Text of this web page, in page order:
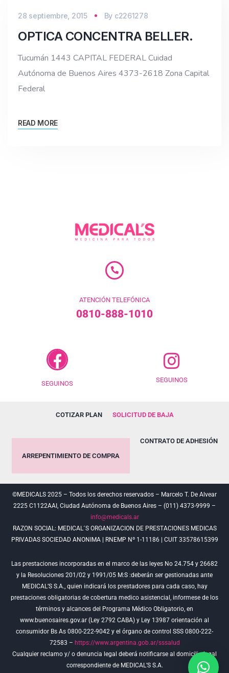
28 septiembre, 2015 By c2261278
OPTICA CONCENTRA BELLER.
Tucumán 1443 CAPITAL FEDERAL Cuidad
Autónoma de Buenos Aires 4373-2618 Zona Capital
Federal
READ MORE
ATENCIÓN TELEFÓNICA
0810-888-1010
SEGUINOS SEGUINOS
COTIZAR PLAN SOLICITUD DE BAJA
ARREPENTIMIENTO DE COMPRA
CONTRATO DE ADHESIÓN
©MEDICALS 2025 – Todos los derechos reservados – Marcelo T. De Alvear
2225 C1122AAI, Ciudad Autónoma de Buenos Aires – (011) 4373-9999 –
info@medicals.ar
RAZON SOCIAL: MEDICAL´S ORGANIZACION DE PRESTACIONES MEDICAS
PRIVADAS SOCIEDAD ANONIMA | RNEMP Nº 1-11186 | CUIT 33578615399
Las prestaciones incorporadas en el marco de las leyes No 24.754 y 26682
y la Resoluciones 201/02 y 1991/05 M:S :deberán ser gestionadas ante
MEDICAL’S S.A., quien indicará los prestadores para cada caso, hay
prestaciones obligatorias de cobertura medico asistencial, informese de los
términos y alcances del Programa Médico Obligatorio, en
www.buenosaires.gov.ar (Ley 2792 CABA) y Ley 13987 orientación al
consumidor Bs As 0800-222-9042 y el órgano de control SSS 0800-222-
72583 – https://www.argentina.gob.ar/sssalud
Cualquier reclamo y/ o denuncia legal deberá notificarse al domicilio legal
correspondiente de MEDICAL’S S.A.